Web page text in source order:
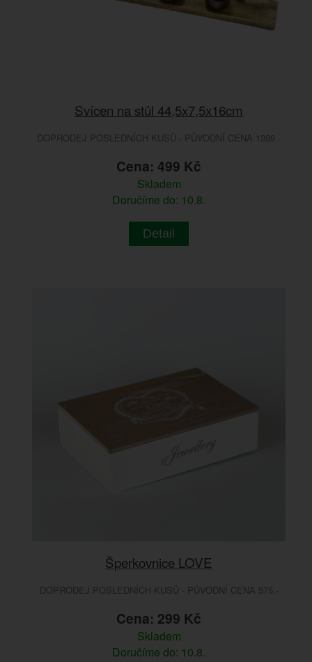
Svícen na stůl 44,5x7,5x16cm
DOPRODEJ POSLEDNÍCH KUSŮ - PŮVODNÍ CENA 1399.-
Cena: 499 Kč
Skladem
Doručíme do: 10.8.
Detail
Šperkovnice LOVE
DOPRODEJ POSLEDNÍCH KUSŮ - PŮVODNÍ CENA 575.-
Cena: 299 Kč
Skladem
Doručíme do: 10.8.